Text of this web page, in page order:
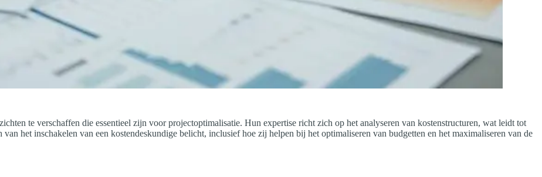
te verschaffen die essentieel zijn voor projectoptimalisatie. Hun expertise richt zich op het analyseren van kostenstructuren, wat leidt tot
het inschakelen van een kostendeskundige belicht, inclusief hoe zij helpen bij het optimaliseren van budgetten en het maximaliseren van de